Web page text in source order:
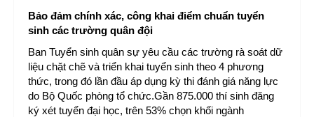
Bảo đảm chính xác, công khai điểm chuẩn tuyển
sinh các trường quân đội
Ban Tuyển sinh quân sự yêu cầu các trường rà soát dữ
liệu chặt chẽ và triển khai tuyển sinh theo 4 phương
thức, trong đó lần đầu áp dụng kỳ thi đánh giá năng lực
do Bộ Quốc phòng tổ chức.Gần 875.000 thí sinh đăng
ký xét tuyển đại học, trên 53% chọn khối ngành